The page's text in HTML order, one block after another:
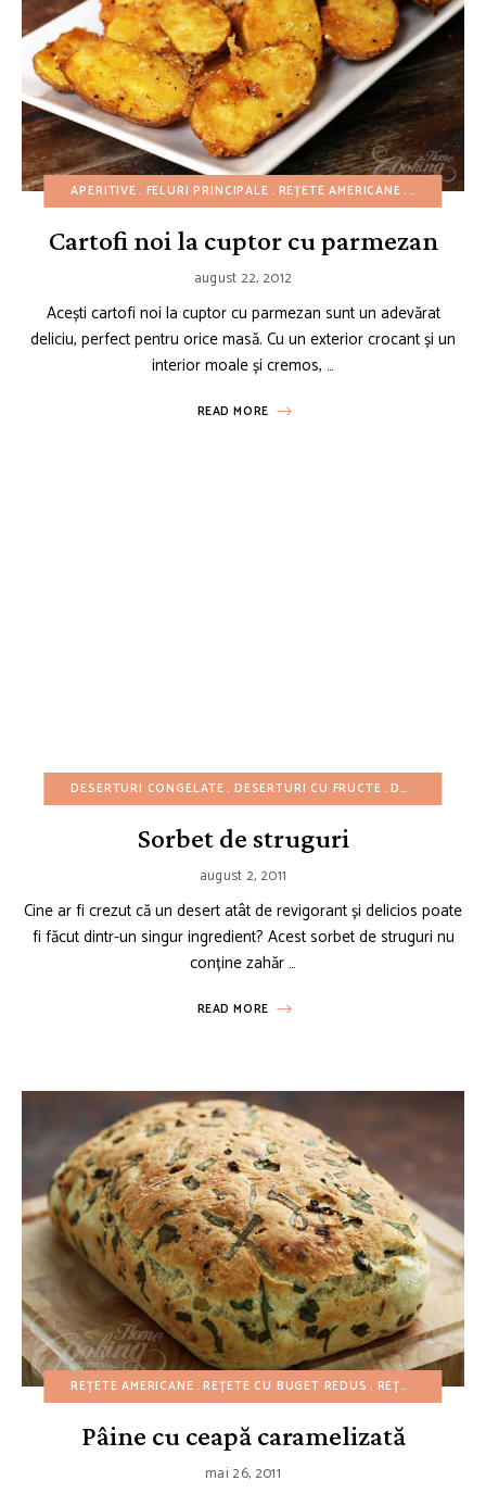
APERITIVE FELURI PRINCIPALE REȚETE AMERICANE REȚETE
Cartofi noi la cuptor cu parmezan
august 22, 2012
Acești cartofi noi la cuptor cu parmezan sunt un adevărat
deliciu, perfect pentru orice masă. Cu un exterior crocant și un
interior moale și cremos, …
READ MORE
DESERTURI CONGELATE DESERTURI CU FRUCTE DESERTURI FĂRĂ COACERE
Sorbet de struguri
august 2, 2011
Cine ar fi crezut că un desert atât de revigorant și delicios poate
fi făcut dintr-un singur ingredient? Acest sorbet de struguri nu
conține zahăr …
READ MORE
REȚETE AMERICANE REȚETE CU BUGET REDUS REȚETE DE 4 IULIE
Pâine cu ceapă caramelizată
mai 26, 2011